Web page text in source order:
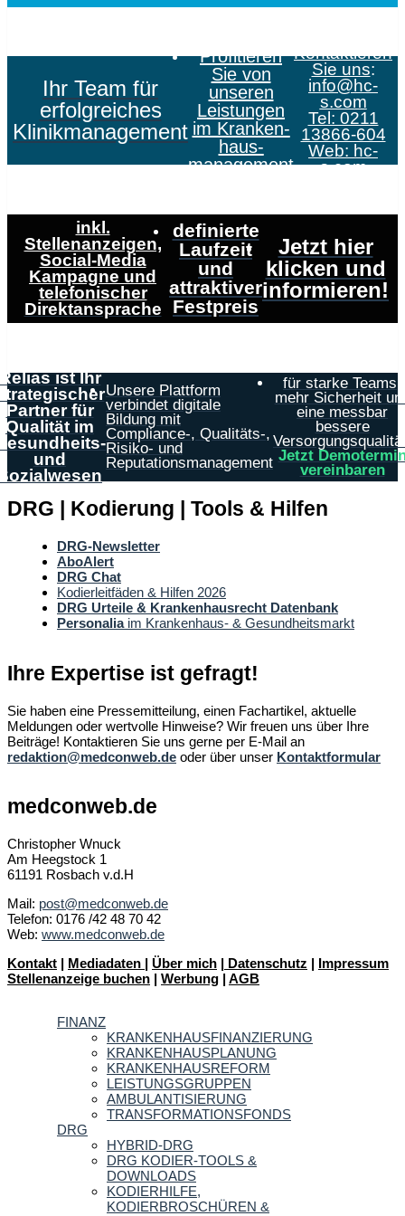
Ihr Team für
erfolgreiches
Klinikmanagement
Profitieren
Sie von
unseren
Leistungen
im Kranken­
haus­
management
Kontaktieren
Sie uns:
info@hc-
s.com
Tel: 0211
13866-604
Web: hc-
s.com
inkl.
Stellenanzeigen,
Social-Media
Kampagne und
telefonischer
Direktansprache
definierte
Laufzeit
und
attraktiver
Festpreis
Jetzt hier
klicken und
informieren!
ist Ihr
Partner für
Qualität im
und
Unsere Plattform
verbindet digitale
Bildung mit
Compliance-, Qualitäts-,
Risiko- und
Reputationsmanagement
für starke Teams,
mehr Sicherheit
eine messbar
bessere
Jetzt
vereinbaren
DRG | Kodierung | Tools & Hilfen
DRG-Newsletter
AboAlert
DRG Chat
Kodierleitfäden & Hilfen 2026
DRG Urteile & Krankenhausrecht Datenbank
Personaliaim Krankenhaus- & Gesundheitsmarkt
Ihre Expertise ist gefragt!
Sie haben eine Pressemitteilung, einen Fachartikel, aktuelle
Meldungen oder wertvolle Hinweise? Wir freuen uns über Ihre
Beiträge! Kontaktieren Sie uns gerne per E-Mail an
redaktion@medconweb.de oder über unser Kontaktformular
medconweb.de
Christopher Wnuck
Am Heegstock 1
61191 Rosbach v.d.H
Mail: post@medconweb.de
Telefon: 0176 /42 48 70 42
Web: www.medconweb.de
Kontakt | Mediadaten | Über mich | Datenschutz | Impressum
Stellenanzeige buchen | Werbung | AGB
FINANZ
KRANKENHAUSFINANZIERUNG
KRANKENHAUSPLANUNG
KRANKENHAUSREFORM
LEISTUNGSGRUPPEN
AMBULANTISIERUNG
TRANSFORMATIONSFONDS
DRG
HYBRID-DRG
DRG KODIER-TOOLS &
DOWNLOADS
KODIERHILFE,
KODIERBROSCHÜREN &